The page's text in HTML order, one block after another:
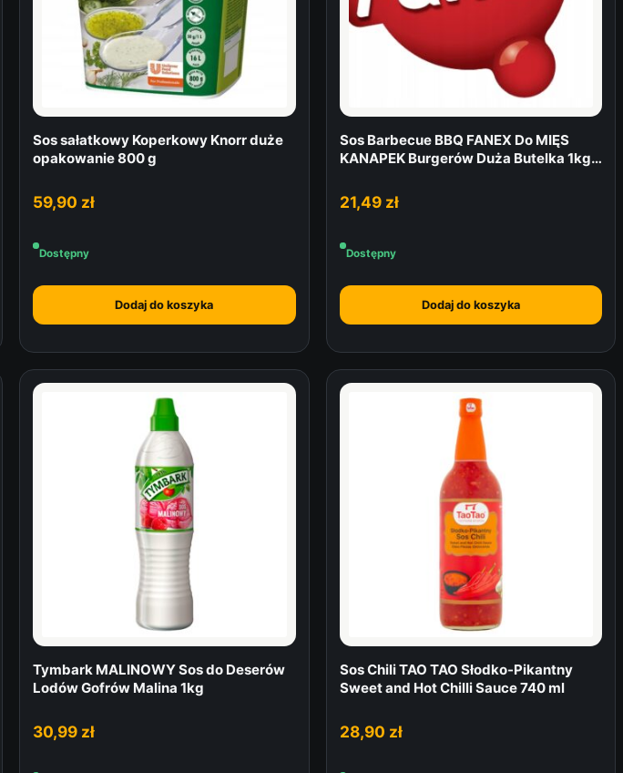
Sos sałatkowy Koperkowy Knorr duże
opakowanie 800 g
59,90 zł
Dostępny
Dodaj do koszyka
Sos Barbecue BBQ FANEX Do MIĘS
KANAPEK Burgerów Duża Butelka 1kg /
21,49 zł
Dostępny
Dodaj do koszyka
Tymbark MALINOWY Sos do Deserów
Lodów Gofrów Malina 1kg
30,99 zł
Sos Chili TAO TAO Słodko-Pikantny
Sweet and Hot Chilli Sauce 740 ml
28,90 zł